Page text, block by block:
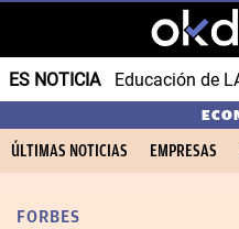
ES NOTICIA Educación de
ÚLTIMAS NOTICIAS EMPRESAS
FORBES